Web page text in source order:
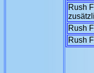
Rush
Rush
Rush